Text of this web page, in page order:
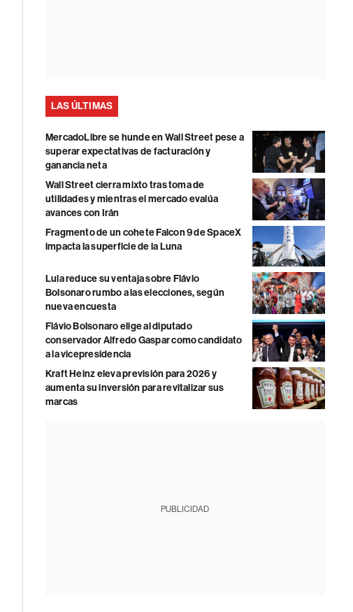
LAS ÚLTIMAS
MercadoLibre se hunde en Wall Street pese a
superar expectativas de facturación y
ganancia neta
Wall Street cierra mixto tras toma de
utilidades y mientras el mercado evalúa
avances con Irán
Fragmento de un cohete Falcon 9 de SpaceX
impacta la superficie de la Luna
Lula reduce su ventaja sobre Flávio
Bolsonaro rumbo a las elecciones, según
nueva encuesta
Flávio Bolsonaro elige al diputado
conservador Alfredo Gaspar como candidato
a la vicepresidencia
Kraft Heinz eleva previsión para 2026 y
aumenta su inversión para revitalizar sus
marcas
PUBLICIDAD